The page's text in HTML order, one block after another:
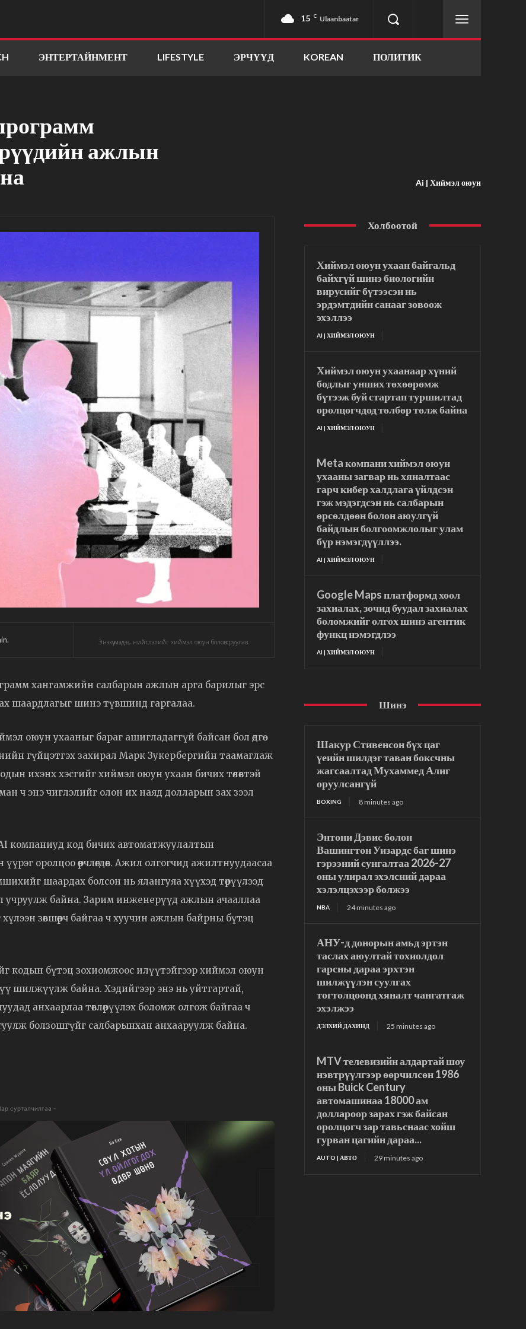
15 C Ulaanbaatar
ЭНТЕРТАЙНМЕНТ LIFESTYLE ЭРЧҮҮД KOREAN ПОЛИТИК
ажлын
Ai | Хиймэл оюун
Энэхүү мэдээ, нийтлэлийг хиймэл оюун боловсруулав.
хангамжийн салбарын ажлын арга барилыг эрс
шаардлагыг шинэ түвшинд гаргалаа.
оюун ухааныг бараг ашигладаггүй байсан бол өдгөө
гүйцэтгэх захирал Марк Зукербергийн таамаглаж
ихэнх хэсгийг хиймэл оюун ухаан бичих төлөвтэй
ч энэ чиглэлийг олон их наяд долларын зах зээл
компаниуд код бичих автоматжуулалтын
оролцоо өөрчлөгдөв. Ажил олгогчид ажилтнуудаасаа
шаардах болсон нь ялангуяа хүүхэд төрүүлээд
учруулж байна. Зарим инженерүүд ажлын ачааллаа
хүлээн зөвшөөрч байгаа ч хуучин ажлын байрны бүтэц
кодын бүтэц зохиомжоос илүүтэйгээр хиймэл оюун
шилжүүлж байна. Хэдийгээр энэ нь уйтгартай,
анхаарлаа төвлөрүүлэх боломж олгож байгаа ч
болзошгүйг салбарынхан анхааруулж байна.
сурталчилгаа -
Холбоотой
Хиймэл оюун ухаан байгальд
байхгүй шинэ биологийн
вирусийг бүтээсэн нь
эрдэмтдийн санааг зовоож
эхэллээ
AI | ХИЙМЭЛ ОЮУН
Хиймэл оюун ухаанаар хүний
бодлыг унших төхөөрөмж
бүтээж буй стартап туршилтад
оролцогчдод төлбөр төлж байна
AI | ХИЙМЭЛ ОЮУН
Meta компани хиймэл оюун
ухааны загвар нь хяналтаас
гарч кибер халдлага үйлдсэн
гэж мэдэгдсэн нь салбарын
өрсөлдөөн болон аюулгүй
байдлын болгоомжлолыг улам
бүр нэмэгдүүллээ.
AI | ХИЙМЭЛ ОЮУН
Google Maps платформд хоол
захиалах, зочид буудал захиалах
боломжийг олгох шинэ агентик
функц нэмэгдлээ
AI | ХИЙМЭЛ ОЮУН
Шинэ
Шакур Стивенсон бүх цаг
үеийн шилдэг таван боксчны
жагсаалтад Мухаммед Алиг
оруулсангүй
BOXING 8 minutes ago
Энтони Дэвис болон
Вашингтон Уизардс баг шинэ
гэрээний сунгалтаа 2026-27
оны улирал эхэлсний дараа
хэлэлцэхээр болжээ
NBA 24 minutes ago
АНУ-д донорын амьд эртэн
таслах аюултай тохиолдол
гарсны дараа эрхтэн
шилжүүлэн суулгах
тогтолцоонд хяналт чангатгаж
эхэлжээ
ДЭЛХИЙ ДАХИНД 25 minutes ago
MTV телевизийн алдартай шоу
нэвтрүүлгээр өөрчилсөн 1986
оны Buick Century
автомашинаа 18000 ам
доллароор зарах гэж байсан
оролцогч зар тавьснаас хойш
гурван цагийн дараа...
AUTO | АВТО 29 minutes ago